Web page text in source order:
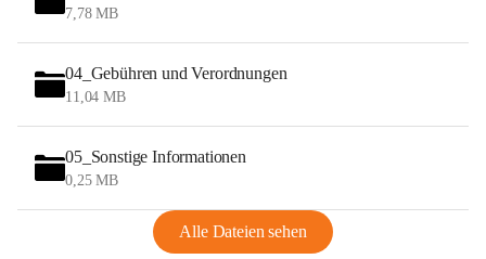
7,78 MB
04_Gebühren und Verordnungen
11,04 MB
05_Sonstige Informationen
0,25 MB
Alle Dateien sehen